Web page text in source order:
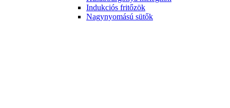
Indukciós fritőzök
Nagynyomású sütők